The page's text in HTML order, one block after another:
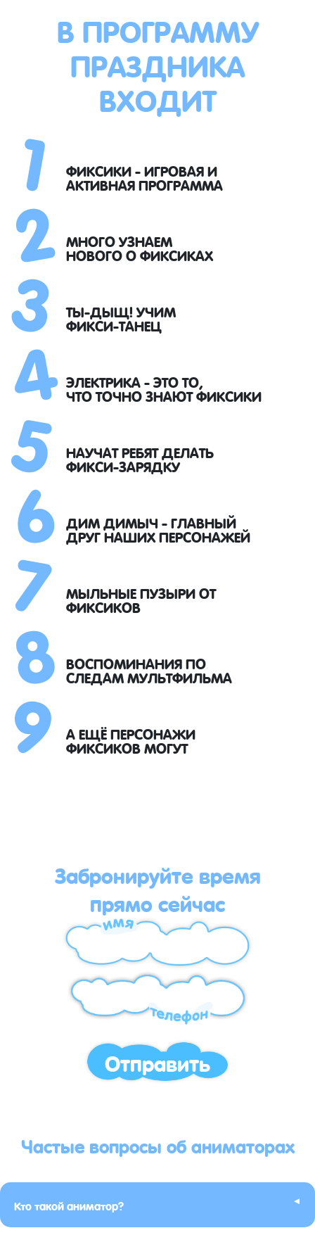
В ПРОГРАММУ
ПРАЗДНИКА
ВХОДИТ
ФИКСИКИ - ИГРОВАЯ И
АКТИВНАЯ ПРОГРАММА
МНОГО УЗНАЕМ
НОВОГО О ФИКСИКАХ
ТЫ-ДЫЩ! УЧИМ
ФИКСИ-ТАНЕЦ
ЭЛЕКТРИКА - ЭТО ТО,
ЧТО ТОЧНО ЗНАЮТ ФИКСИКИ
НАУЧАТ РЕБЯТ ДЕЛАТЬ
ФИКСИ-ЗАРЯДКУ
ДИМ ДИМЫЧ - ГЛАВНЫЙ
ДРУГ НАШИХ ПЕРСОНАЖЕЙ
МЫЛЬНЫЕ ПУЗЫРИ ОТ
ФИКСИКОВ
ВОСПОМИНАНИЯ ПО
СЛЕДАМ МУЛЬТФИЛЬМА
А ЕЩЁ ПЕРСОНАЖИ
ФИКСИКОВ МОГУТ
Забронируйте время
прямо сейчас
Отправить
Частые вопросы об аниматорах
Кто такой аниматор? ▸